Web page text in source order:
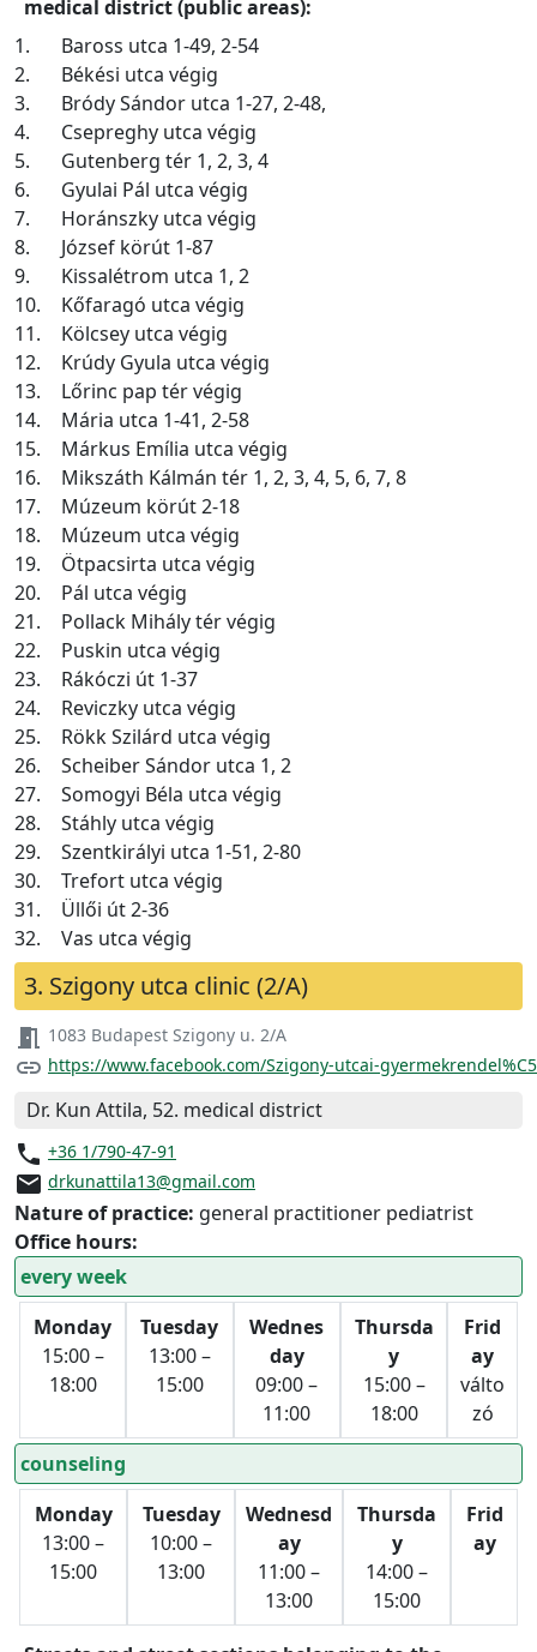
medical district (public areas):
1.
Baross utca 1-49, 2-54
2.
Békési utca végig
3.
Bródy Sándor utca 1-27, 2-48,
4.
Csepreghy utca végig
5.
Gutenberg tér 1, 2, 3, 4
6.
Gyulai Pál utca végig
7.
Horánszky utca végig
8.
József körút 1-87
9.
Kissalétrom utca 1, 2
10.
Kőfaragó utca végig
11.
Kölcsey utca végig
12.
Krúdy Gyula utca végig
13.
Lőrinc pap tér végig
14.
Mária utca 1-41, 2-58
15.
Márkus Emília utca végig
16.
Mikszáth Kálmán tér 1, 2, 3, 4, 5, 6, 7, 8
17.
Múzeum körút 2-18
18.
Múzeum utca végig
19.
Ötpacsirta utca végig
20.
Pál utca végig
21.
Pollack Mihály tér végig
22.
Puskin utca végig
23.
Rákóczi út 1-37
24.
Reviczky utca végig
25.
Rökk Szilárd utca végig
26.
Scheiber Sándor utca 1, 2
27.
Somogyi Béla utca végig
28.
Stáhly utca végig
29.
Szentkirályi utca 1-51, 2-80
30.
Trefort utca végig
31.
Üllői út 2-36
32.
Vas utca végig
3. Szigony utca clinic (2/A)
meeting_room 1083 Budapest Szigony u. 2/A
link https://www.facebook.com/Szigony-utcai-
Dr. Kun Attila, 52. medical district
phone +36 1/790-47-91
email drkunattila13@gmail.com
Nature of practice: general practitioner pediatrist
Office hours:
every week
Monday
15:00 –
18:00
Tuesday
13:00 –
15:00
Wednes
day
09:00 –
11:00
Thursda
y
15:00 –
18:00
Frid
ay
válto
zó
counseling
Monday
13:00 –
15:00
Tuesday
10:00 –
13:00
Wednesd
ay
11:00 –
13:00
Thursda
y
14:00 –
15:00
Frid
ay